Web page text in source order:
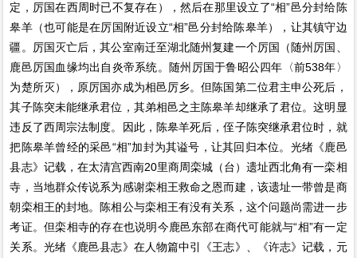
定，厉国在西周时已不复存在），然后在那里设立了“相”邑分封给陈
皋羊（也可能是在厉国附近设立“相”邑分封给陈皋羊），让其镇守边
疆。厉国灭亡后，其公室南迁至湖北随州复建一个厉国（随州厉国、
鹿邑厉国血缘均出自炎帝系统。随州厉国于鲁昭公四年〈前538年〉
为楚所灭），原厉国亦成为相邑厉乡。但陈国第二位君主申公死后，
其子陈突未能继承君位，其弟相邑之主陈皋羊却继承了君位。这明显
违反了西周宗法制度。因此，陈皋羊死后，侄子陈突继承君位时，就
把陈皋羊曾经的采邑“相”加封为其谥号，让其回归本位。光绪《鹿邑
县志》记载，在太清宫西南20里商周栾城（台）遗址西北角有一栾相
寺，当地群众传说系为感谢栾相王救命之恩而建，该遗址一带曾是商
朝栾相王的封地。陈相公与栾相王有没有关系，这个问题尚需进一步
考证。但栾相寺的存在也说明今鹿邑东部在商代可能就与“相”有一定
关系。光绪《鹿邑县志》在人物篇中引《王志》、《许志》记载，元